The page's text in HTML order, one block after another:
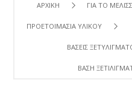
ΑΡΧΙΚΉ ΓΙΑ ΤΟ
ΠΡΟΕΤΟΙΜΑΣΊΑ ΥΛΙΚΟΎ
ΒΆΣΕΙΣ
ΒΆΣΗ